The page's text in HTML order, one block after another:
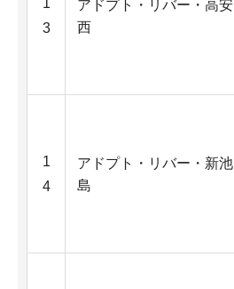
1
3
アドプト・リバー・高安
西
1
4
アドプト・リバー・新池
島